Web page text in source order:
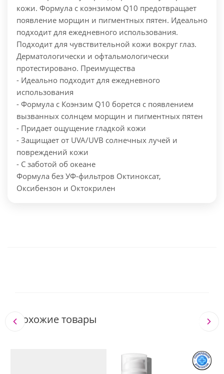
кожи. Формула с коэнзимом Q10 предотвращает
появление морщин и пигментных пятен. Идеально
подходит для ежедневного использования.
Подходит для чувствительной кожи вокруг глаз.
Дерматологически и офтальмологически
протестировано. Преимущества
- Идеально подходит для ежедневного
использования
- Формула с Коэнзим Q10 борется с появлением
вызванных солнцем морщин и пигментных пятен
- Придает ощущение гладкой кожи
- Защищает от UVA/UVB солнечных лучей и
повреждений кожи
- С заботой об океане
Формула без УФ-фильтров Октиноксат,
Оксибензон и Октокрилен
Похожие товары